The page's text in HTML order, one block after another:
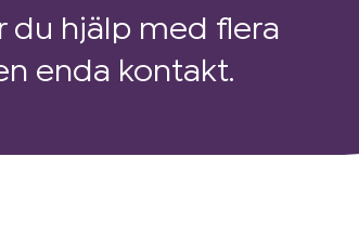
du hjälp med flera
enda kontakt.